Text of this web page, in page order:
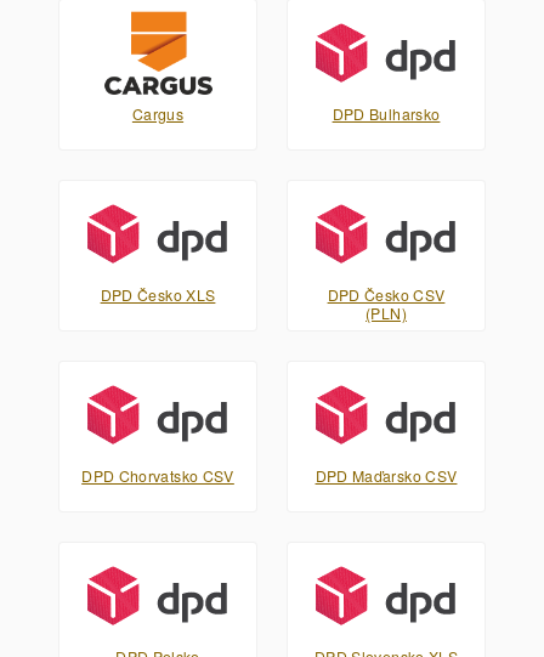
Cargus DPD Bulharsko
DPD Česko XLS
DPD Česko CSV
(PLN)
DPD Chorvatsko CSV DPD Maďarsko CSV